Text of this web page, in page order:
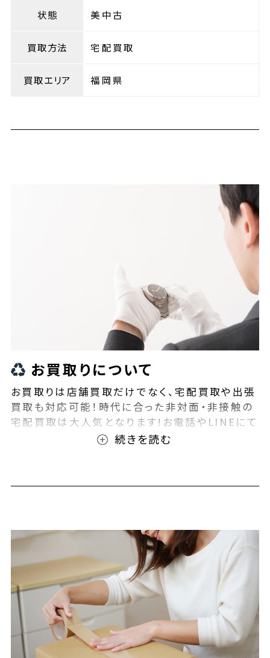
状態 美中古
買取方法 宅配買取
買取エリア 福岡県
お買取りについて
お買取りは店舗買取だけでなく、宅配買取や出張
買取も対応可能！時代に合った非対面・非接触の
宅配買取は大人気となります!お電話やLINEにて
事前査定が可能となっております！また無料の宅